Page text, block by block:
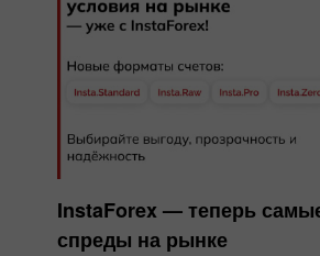
InstaForex — теперь
спреды на рынке